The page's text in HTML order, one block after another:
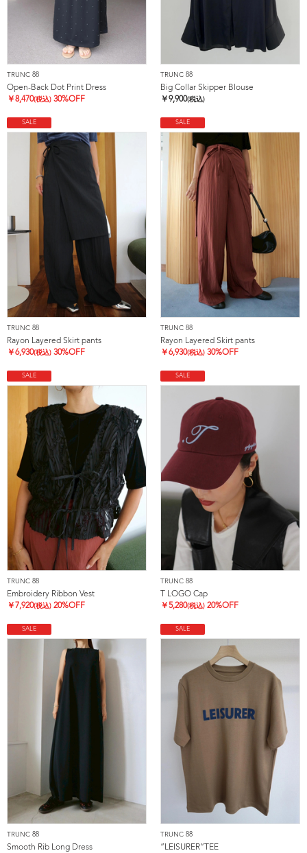
TRUNC 88
Open-Back Dot Print Dress
￥8,470(税込) 30%OFF
TRUNC 88
Big Collar Skipper Blouse
￥9,900(税込)
SALE
TRUNC 88
Rayon Layered Skirt pants
￥6,930(税込) 30%OFF
SALE
TRUNC 88
Rayon Layered Skirt pants
￥6,930(税込) 30%OFF
SALE
TRUNC 88
Embroidery Ribbon Vest
￥ 7,920(税込) 20%OFF
SALE
TRUNC 88
T LOGO Cap
￥5,280(税込) 20%OFF
SALE
TRUNC 88
Smooth Rib Long Dress
SALE
TRUNC 88
”LEISURER”TEE